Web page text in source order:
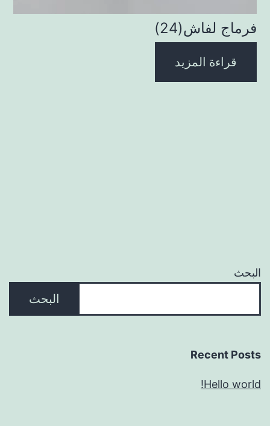
فرماج لفاش(24)
قراءة المزيد
البحث
البحث
Recent Posts
Hello world!